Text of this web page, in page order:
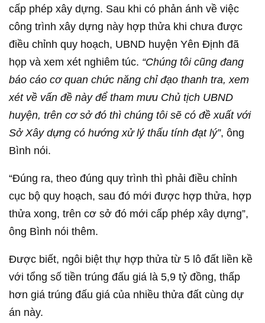
cấp phép xây dựng. Sau khi có phản ánh về việc
công trình xây dựng này hợp thửa khi chưa được
điều chỉnh quy hoạch, UBND huyện Yên Định đã
họp và xem xét nghiêm túc. “Chúng tôi cũng đang
báo cáo cơ quan chức năng chỉ đạo thanh tra, xem
xét về vấn đề này để tham mưu Chủ tịch UBND
huyện, trên cơ sở đó thì chúng tôi sẽ có đề xuất với
Sở Xây dựng có hướng xử lý thấu tính đạt lý”, ông
Bình nói.
“Đúng ra, theo đúng quy trình thì phải điều chỉnh
cục bộ quy hoạch, sau đó mới được hợp thửa, hợp
thửa xong, trên cơ sở đó mới cấp phép xây dựng”,
ông Bình nói thêm.
Được biết, ngôi biệt thự hợp thửa từ 5 lô đất liền kề
với tổng số tiền trúng đấu giá là 5,9 tỷ đồng, thấp
hơn giá trúng đấu giá của nhiều thửa đất cùng dự
án này.